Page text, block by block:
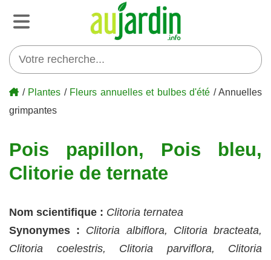
/ Plantes / Fleurs annuelles et bulbes d'été / Annuelles
grimpantes
Pois papillon, Pois bleu,
Clitorie de ternate
Nom scientifique : Clitoria ternatea
Synonymes : Clitoria albiflora, Clitoria bracteata,
Clitoria coelestris, Clitoria parviflora, Clitoria